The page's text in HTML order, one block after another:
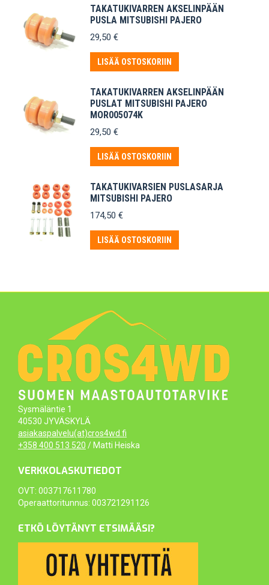
TAKATUKIVARREN AKSELINPÄÄN
PUSLA MITSUBISHI PAJERO
29,50 €
LISÄÄ OSTOSKORIIN
TAKATUKIVARREN AKSELINPÄÄN
PUSLAT MITSUBISHI PAJERO
MOR005074K
29,50 €
LISÄÄ OSTOSKORIIN
TAKATUKIVARSIEN PUSLASARJA
MITSUBISHI PAJERO
174,50 €
LISÄÄ OSTOSKORIIN
Sysmäläntie 1
40530 JYVÄSKYLÄ
asiakaspalvelu(at)cros4wd.fi
+358 400 513 520 / Matti Heiska
VERKKOLASKUTIEDOT
OVT: 003717611780
Operaattoritunnus: 003721291126
ETKÖ LÖYTÄNYT ETSIMÄÄSI?